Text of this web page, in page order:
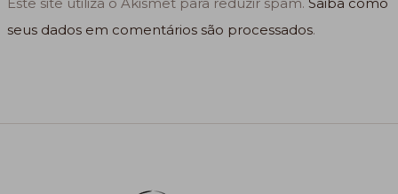
seus dados em comentários são processados.